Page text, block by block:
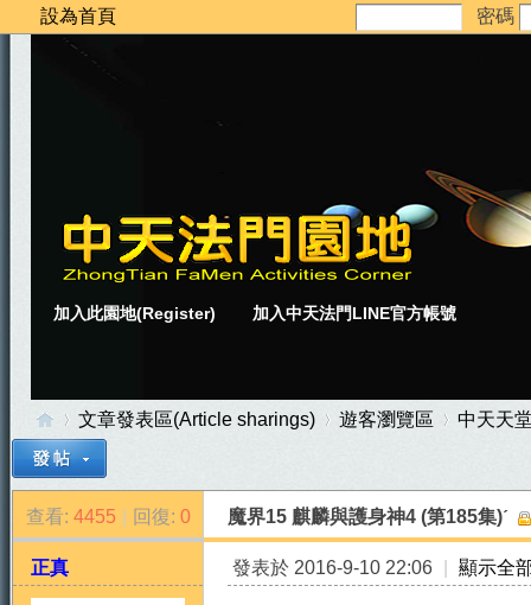
設為首頁 密碼
加入此園地(Register) 加入中天法門LINE官方帳號
中»
文章發表區(Article sharings)
›
遊客瀏覽區
›
中天天
查看: 4455 回復: 0 魔界15 麒麟與護身神4 (第185集)ˊ
正真 發表於 2016-9-10 22:06 顯示全